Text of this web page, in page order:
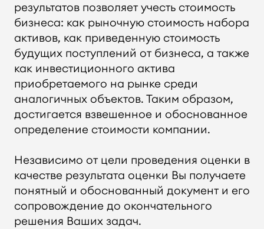
результатов позволяет учесть стоимость
бизнеса: как рыночную стоимость набора
активов, как приведенную стоимость
будущих поступлений от бизнеса, а также
как инвестиционного актива
приобретаемого на рынке среди
аналогичных объектов. Таким образом,
достигается взвешенное и обоснованное
определение стоимости компании.
Независимо от цели проведения оценки в
качестве результата оценки Вы получаете
понятный и обоснованный документ и его
сопровождение до окончательного
решения Ваших задач.
Оставить заявку